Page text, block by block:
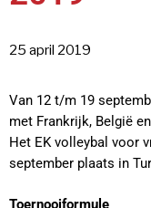
25 april 2019
Van 12 t/m 19
met Frankrijk, België
Het EK volleybal voor
september plaats in
Toernooiformule